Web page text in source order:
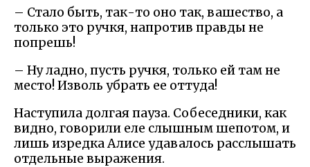
– Стало быть, так-то оно так, вашество, а
только это ручкя, напротив правды не
попрешь!
– Ну ладно, пусть ручкя, только ей там не
место! Изволь убрать ее оттуда!
Наступила долгая пауза. Собеседники, как
видно, говорили еле слышным шепотом, и
лишь изредка Алисе удавалось расслышать
отдельные выражения.